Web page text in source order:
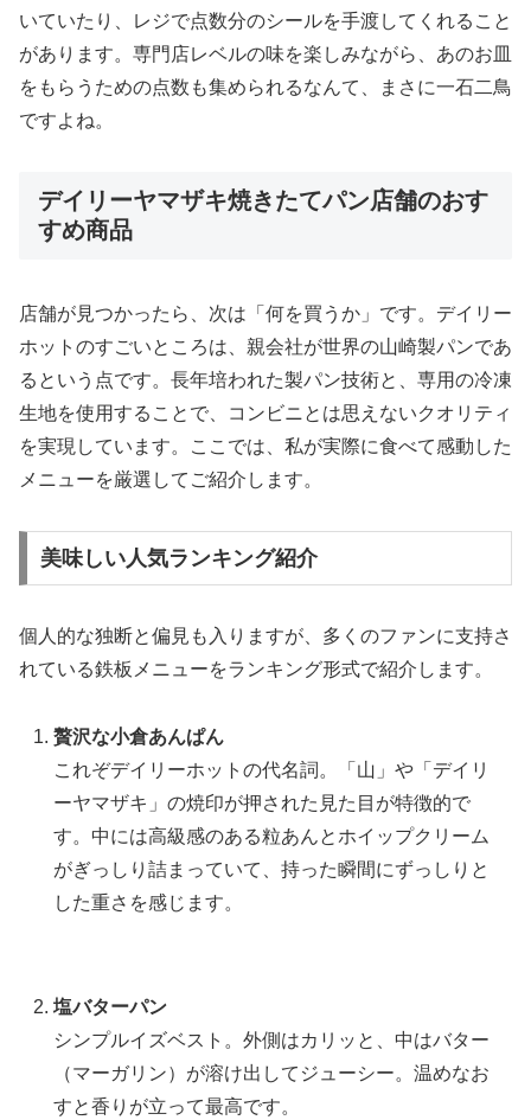
いていたり、レジで点数分のシールを手渡してくれること
があります。専門店レベルの味を楽しみながら、あのお皿
をもらうための点数も集められるなんて、まさに一石二鳥
ですよね。
デイリーヤマザキ焼きたてパン店舗のおす
すめ商品
店舗が見つかったら、次は「何を買うか」です。デイリー
ホットのすごいところは、親会社が世界の山崎製パンであ
るという点です。長年培われた製パン技術と、専用の冷凍
生地を使用することで、コンビニとは思えないクオリティ
を実現しています。ここでは、私が実際に食べて感動した
メニューを厳選してご紹介します。
美味しい人気ランキング紹介
個人的な独断と偏見も入りますが、多くのファンに支持さ
れている鉄板メニューをランキング形式で紹介します。
贅沢な小倉あんぱん
これぞデイリーホットの代名詞。「山」や「デイリ
ーヤマザキ」の焼印が押された見た目が特徴的で
す。中には高級感のある粒あんとホイップクリーム
がぎっしり詰まっていて、持った瞬間にずっしりと
した重さを感じます。
塩バターパン
シンプルイズベスト。外側はカリッと、中はバター
（マーガリン）が溶け出してジューシー。温めなお
すと香りが立って最高です。